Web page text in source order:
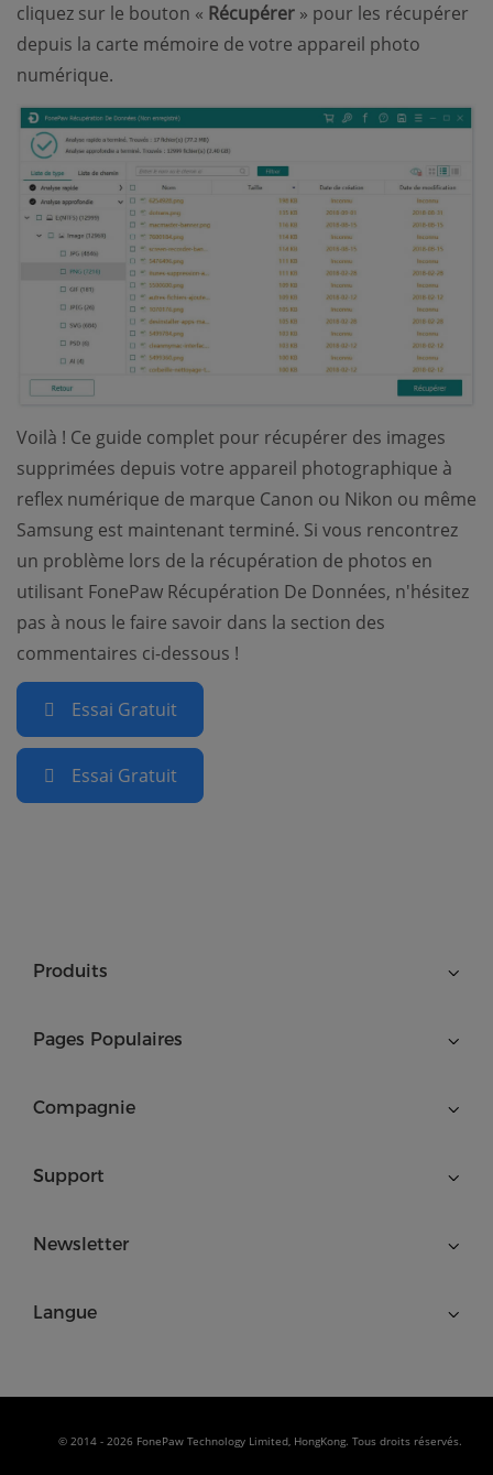
cliquez sur le bouton « Récupérer » pour les récupérer
depuis la carte mémoire de votre appareil photo
numérique.
Voilà ! Ce guide complet pour récupérer des images
supprimées depuis votre appareil photographique à
reflex numérique de marque Canon ou Nikon ou même
Samsung est maintenant terminé. Si vous rencontrez
un problème lors de la récupération de photos en
utilisant FonePaw Récupération De Données, n'hésitez
pas à nous le faire savoir dans la section des
commentaires ci-dessous !
Essai Gratuit
Essai Gratuit
Produits
Pages Populaires
Compagnie
Support
Newsletter
Langue
© 2014 - 2026 FonePaw Technology Limited, HongKong. Tous droits réservés.